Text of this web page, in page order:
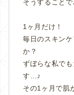
そうすること
1ヶ月だけ！
毎日のスキン
か？
ずぼらな私でも
す…♪
その1ヶ月で肌